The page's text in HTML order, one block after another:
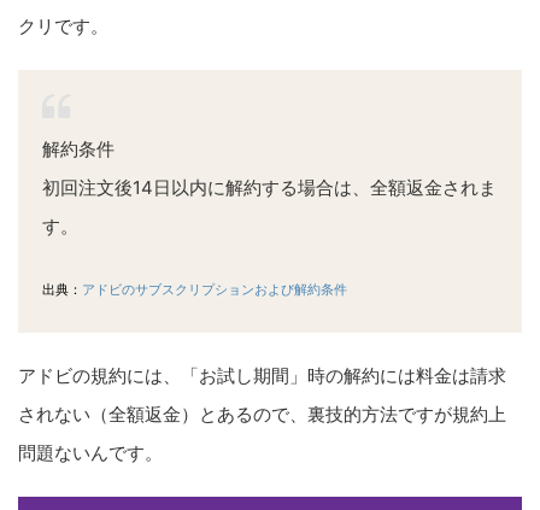
クリです。
解約条件
初回注文後14日以内に解約する場合は、全額返金されま
す。
出典： アドビのサブスクリプションおよび解約条件
アドビの規約には、「お試し期間」時の解約には料金は請求
されない（全額返金）とあるので、裏技的方法ですが規約上
問題ないんです。